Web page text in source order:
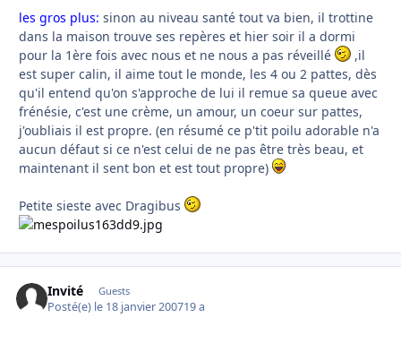
les gros plus: sinon au niveau santé tout va bien, il trottine
dans la maison trouve ses repères et hier soir il a dormi
pour la 1ère fois avec nous et ne nous a pas réveillé
,il
est super calin, il aime tout le monde, les 4 ou 2 pattes, dès
qu'il entend qu'on s'approche de lui il remue sa queue avec
frénésie, c'est une crème, un amour, un coeur sur pattes,
j'oubliais il est propre. (en résumé ce p'tit poilu adorable n'a
aucun défaut si ce n'est celui de ne pas être très beau, et
maintenant il sent bon et est tout propre)
Petite sieste avec Dragibus
Invité Guests
Posté(e) le 18 janvier 200719 a